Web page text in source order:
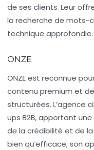
de ses clients. Leur
la recherche de mots-
technique approfondie.
ONZE
ONZE est reconnue
contenu premium et
structurées. L’agence
ups B2B, apportant
de la crédibilité et de
bien qu’efficace, son